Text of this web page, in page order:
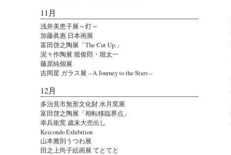
11月
浅井美恵子展～灯～
加藤眞惠 日本画展
富田啓之陶展「The Cut Up.」
泥々作陶展 堀俊郎・堀太一
藤原純個展
吉岡星 ガラス展 – A Journey to the Stars –
12月
多治見市無形文化財 水月窯展
富田啓之陶展「相転移臨界点」
幸兵衛窯 歳末大売出し
Keicondo Exhibition
山本雅則うつわ展
田之上尚子絵画展 てとてと